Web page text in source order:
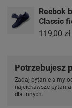
Reebok
Classic
119,00 zł
Potrzebujesz
Zadaj pytanie a my
najciekawsze
dla innych.